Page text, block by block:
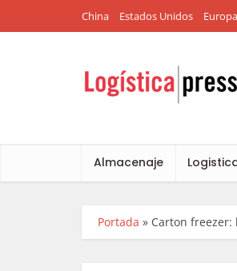
China Estados Unidos Europa
Almacenaje
Portada » Carton freezer: